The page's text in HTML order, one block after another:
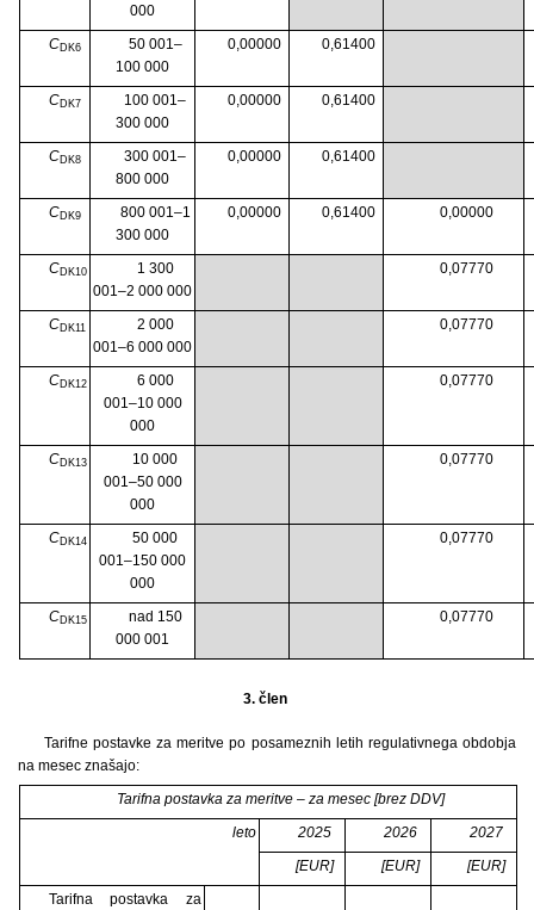
000
CDK6
50 001–
100 000
0,00000 0,61400
CDK7
100 001–
300 000
0,00000 0,61400
CDK8
300 001–
800 000
0,00000 0,61400
CDK9
800 001–1
300 000
0,00000 0,61400 0,00000
CDK10
1 300
001–2 000 000
0,07770
CDK11
2 000
001–6 000 000
0,07770
CDK12
6 000
001–10 000
000
0,07770
CDK13
10 000
001–50 000
000
0,07770
CDK14
50 000
001–150 000
000
0,07770
CDK15
nad 150
000 001
0,07770
3. člen
Tarifne postavke za meritve po posameznih letih regulativnega obdobja
na mesec znašajo:
Tarifna postavka za meritve – za mesec [brez DDV]
leto
2025 2026
2027
[EUR]
[EUR]
[EUR]
Tarifna postavka za